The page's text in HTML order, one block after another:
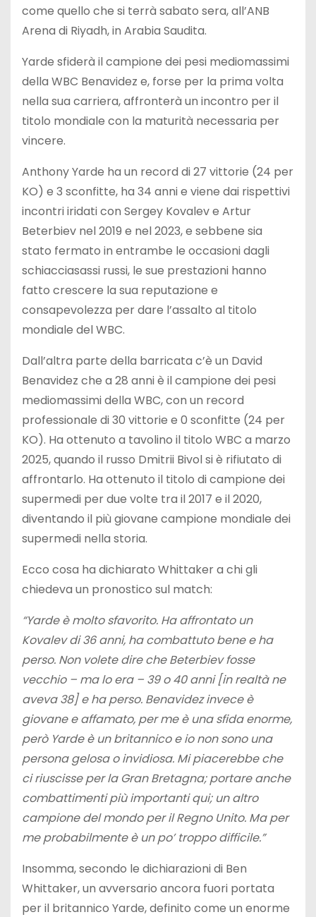
come quello che si terrà sabato sera, all’ANB
Arena di Riyadh, in Arabia Saudita.
Yarde sfiderà il campione dei pesi mediomassimi
della WBC Benavidez e, forse per la prima volta
nella sua carriera, affronterà un incontro per il
titolo mondiale con la maturità necessaria per
vincere.
Anthony Yarde ha un record di 27 vittorie (24 per
KO) e 3 sconfitte, ha 34 anni e viene dai rispettivi
incontri iridati con Sergey Kovalev e Artur
Beterbiev nel 2019 e nel 2023, e sebbene sia
stato fermato in entrambe le occasioni dagli
schiacciasassi russi, le sue prestazioni hanno
fatto crescere la sua reputazione e
consapevolezza per dare l’assalto al titolo
mondiale del WBC.
Dall’altra parte della barricata c’è un David
Benavidez che a 28 anni è il campione dei pesi
mediomassimi della WBC, con un record
professionale di 30 vittorie e 0 sconfitte (24 per
KO). Ha ottenuto a tavolino il titolo WBC a marzo
2025, quando il russo Dmitrii Bivol si è rifiutato di
affrontarlo. Ha ottenuto il titolo di campione dei
supermedi per due volte tra il 2017 e il 2020,
diventando il più giovane campione mondiale dei
supermedi nella storia.
Ecco cosa ha dichiarato Whittaker a chi gli
chiedeva un pronostico sul match:
“Yarde è molto sfavorito. Ha affrontato un
Kovalev di 36 anni, ha combattuto bene e ha
perso. Non volete dire che Beterbiev fosse
vecchio – ma lo era – 39 o 40 anni [in realtà ne
aveva 38] e ha perso. Benavidez invece è
giovane e affamato, per me è una sfida enorme,
però Yarde è un britannico e io non sono una
persona gelosa o invidiosa. Mi piacerebbe che
ci riuscisse per la Gran Bretagna; portare anche
combattimenti più importanti qui; un altro
campione del mondo per il Regno Unito. Ma per
me probabilmente è un po’ troppo difficile.”
Insomma, secondo le dichiarazioni di Ben
Whittaker, un avversario ancora fuori portata
per il britannico Yarde, definito come un enorme